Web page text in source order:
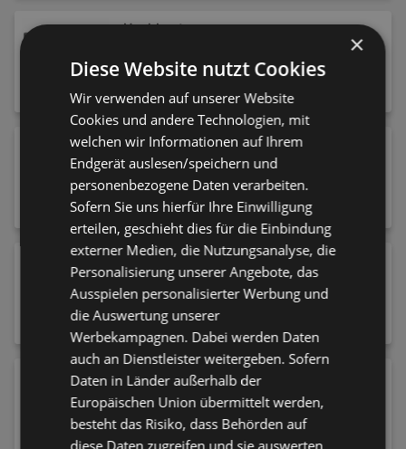
Hochbeet
Käsemesser Profi Plus Edelstahl 28 cm
28,79 €
Regal 73,7/197,5/34,8 cm Dunkelbraun,
Graubraun
79,00 €
Spannbettlaken Basic
56,95 €
×
Diese Website nutzt Cookies
Wir verwenden auf unserer Website
Cookies und andere Technologien, mit
welchen wir Informationen auf Ihrem
Endgerät auslesen/speichern und
personenbezogene Daten verarbeiten.
Sofern Sie uns hierfür Ihre Einwilligung
erteilen, geschieht dies für die Einbindung
externer Medien, die Nutzungsanalyse, die
Personalisierung unserer Angebote, das
Ausspielen personalisierter Werbung und
die Auswertung unserer
Werbekampagnen. Dabei werden Daten
auch an Dienstleister weitergeben. Sofern
Daten in Länder außerhalb der
Europäischen Union übermittelt werden,
besteht das Risiko, dass Behörden auf
diese Daten zugreifen und sie auswerten